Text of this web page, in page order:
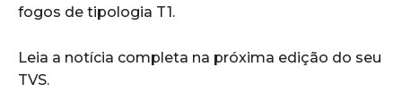
fogos de tipologia T1.
Leia a notícia completa na próxima edição do seu
TVS.